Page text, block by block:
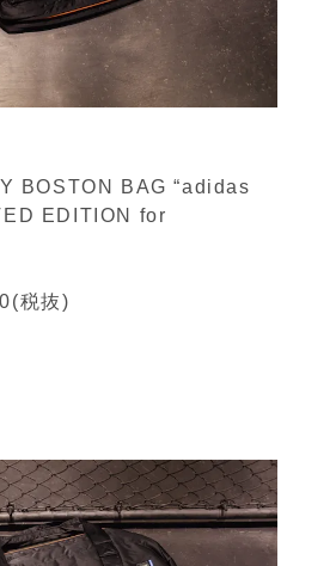
BOSTON BAG “adidas
EDITION for
税抜)